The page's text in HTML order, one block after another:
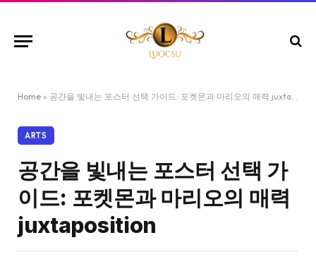
Home » 공간을 빛내는 포스터 선택 가이드: 포켓몬과 마리오의 매력 juxtaposition
ARTS
공간을 빛내는 포스터 선택 가
이드: 포켓몬과 마리오의 매력
juxtaposition